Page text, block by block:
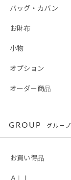
バッグ・カバン
お財布
小物
オプション
オーダー商品
GROUP グループ
お買い得品
ＡＬＬ